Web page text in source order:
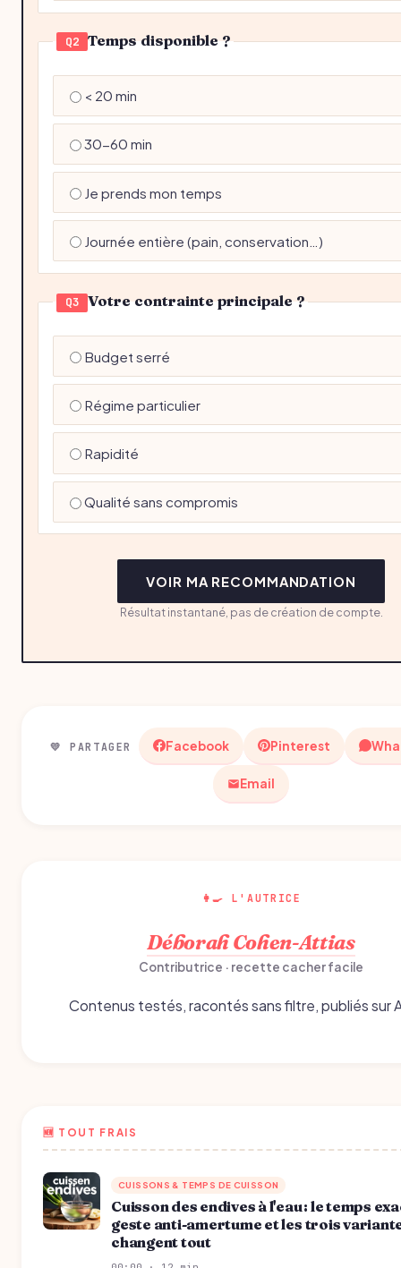
Q2 Temps disponible ?
< 20 min
30-60 min
Je prends mon temps
Journée entière (pain, conservation…)
Q3 Votre contrainte principale ?
Budget serré
Régime particulier
Rapidité
Qualité sans compromis
VOIR MA RECOMMANDATION
Résultat instantané, pas de création de compte.
💛 PARTAGER Facebook Pinterest
Email
👩‍🍳 L'AUTRICE
Déborah Cohen-Attias
Contributrice · recette cacher facile
Contenus testés, racontés sans filtre, publiés sur
🆕 TOUT FRAIS
CUISSONS & TEMPS DE CUISSON
Cuisson des endives à l'eau : le temps
geste anti-amertume et les trois
changent tout